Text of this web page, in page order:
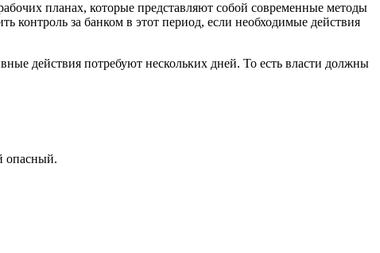
планах, которые представляют собой современные методы
контроль за банком в этот период, если необходимые действия
действия потребуют нескольких дней. То есть власти должны
опасный.